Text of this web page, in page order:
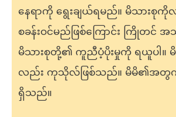
နေရာကို ရွေးချယ်ရမည်။ မိသားစုကို
စခန်းဝင်မည်ဖြစ်ကြောင်း ကြိုတင် အသိ
မိသားစုတို့၏ ကူညီပံ့ပိုးမှုကို ရယူပါ။
လည်း ကုသိုလ်ဖြစ်သည်။ မိမိ၏အတွ
ရှိသည်။